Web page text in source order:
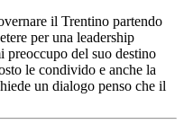
il Trentino partendo
per una leadership
del suo destino
le condivido e anche la
un dialogo penso che il